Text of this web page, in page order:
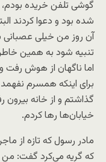
گوشی تلفن خریده
شده بود و دعوا کردند
آن روز من خیلی
تنبیه شود به همین
اما ناگهان از هوش
برای اینکه همسرم نفهمد
گذاشتم و از خانه
خیابان‌ها رها کردم.
مادر رسول که تازه از
که گریه می‌کرد گفت: من